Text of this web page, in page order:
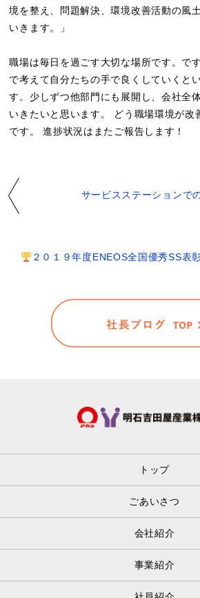
境を整え、問題解決、環境改善活動の風
いきます。」
職場は毎日を過ごす大切な場所です。で
で考えて自分たちの手で良くしていくと
す。少しずつ他部門にも展開し、会社全
いきたいと思います。 どう職場環境が改
です。 進捗状況はまたご報告します！
サービスステーションで
２０１９年度ENEOS全国優秀SS表
トップ
ごあいさつ
会社紹介
事業紹介